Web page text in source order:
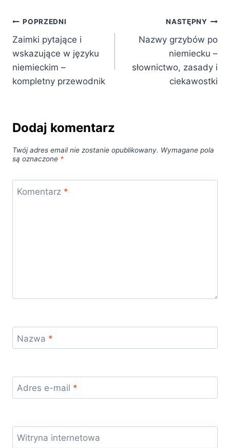
Nawigacja
wpisu
POPRZEDNI
Zaimki pytające i
wskazujące w języku
niemieckim –
kompletny przewodnik
NASTĘPNY
Nazwy grzybów po
niemiecku –
słownictwo, zasady i
ciekawostki
Dodaj komentarz
Twój adres email nie zostanie opublikowany. Wymagane pola
są oznaczone *
Komentarz *
Nazwa *
Adres e-mail *
Witryna internetowa